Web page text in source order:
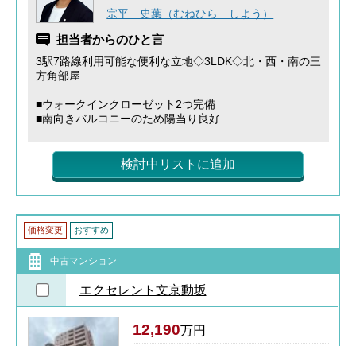
宗平 史葉（むねひら しよう）
担当者からのひと言
3駅7路線利用可能な便利な立地◇3LDK◇北・西・南の三
方角部屋
■ウォークインクローゼット2つ完備
■南向きバルコニーのため陽当り良好
検討中リストに追加
価格変更 おすすめ
中古マンション
エクセレント文京動坂
12,190万円